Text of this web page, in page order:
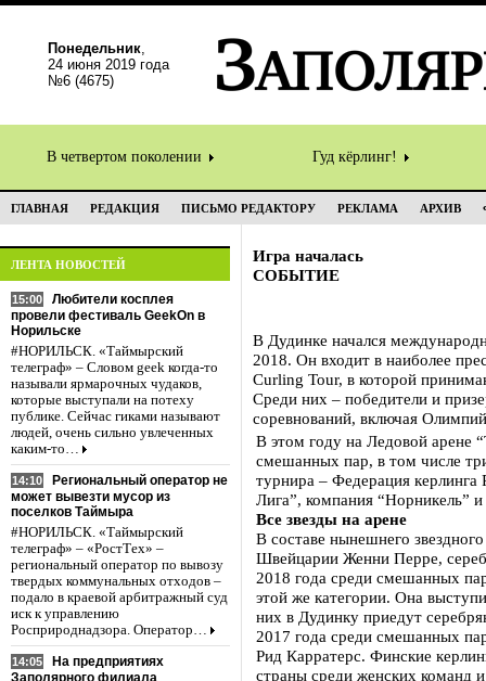
Понедельник,
24 июня 2019 года
№6 (4675)
В четвертом поколении Гуд кёрлинг!
ГЛАВНАЯ РЕДАКЦИЯ ПИСЬМО РЕДАКТОРУ РЕКЛАМА АРХИВ
ЛЕНТА НОВОСТЕЙ
15:00
Любители косплея
провели фестиваль GeekOn в
Норильске
#НОРИЛЬСК. «Таймырский
телеграф» – Словом geek когда-то
называли ярмарочных чудаков,
которые выступали на потеху
публике. Сейчас гиками называют
людей, очень сильно увлеченных
каким-то…
14:10
Региональный оператор не
может вывезти мусор из
поселков Таймыра
#НОРИЛЬСК. «Таймырский
телеграф» – «РостТех» –
региональный оператор по вывозу
твердых коммунальных отходов –
подало в краевой арбитражный суд
иск к управлению
Росприроднадзора. Оператор…
14:05
На предприятиях
Заполярного филиала
Игра началась
СОБЫТИЕ
В Дудинке начался
2018. Он входит в наиболее
Curling Tour, в которой
Среди них – победители и
соревнований, включая
В этом году на Ледовой арене
смешанных пар, в том числе
турнира – Федерация
Лига”, компания “Норникель”
Все звезды на арене
В составе нынешнего
Швейцарии Женни Перре,
2018 года среди смешанных
этой же категории. Она
них в Дудинку приедут
2017 года среди смешанных
Рид Карратерс. Финские
страны среди женских команд